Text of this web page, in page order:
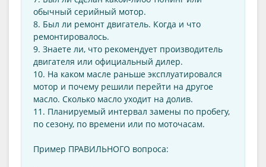
обычный серийный мотор.
8. Был ли ремонт двигатель. Когда и что
ремонтировалось.
9. Знаете ли, что рекомендует производитель
двигателя или официальный дилер.
10. На каком масле раньше эксплуатировался
мотор и почему решили перейти на другое
масло. Сколько масло уходит на долив.
11. Планируемый интервал замены по пробегу,
по сезону, по времени или по моточасам.
Пример ПРАВИЛЬНОГО вопроса: